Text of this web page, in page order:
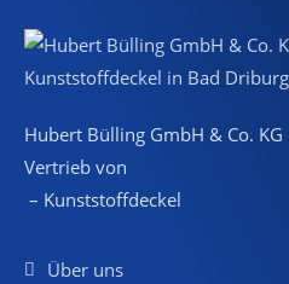
Hubert Bülling GmbH & Co. KG
Vertrieb von
– Kunststoffdeckel
Über uns